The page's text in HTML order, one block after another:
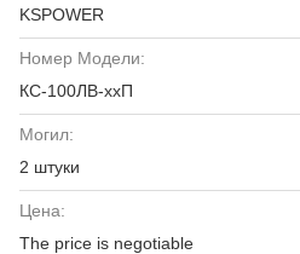
KSPOWER
Номер Модели:
КС-100ЛВ-ххП
Могил:
2 штуки
Цена:
The price is negotiable